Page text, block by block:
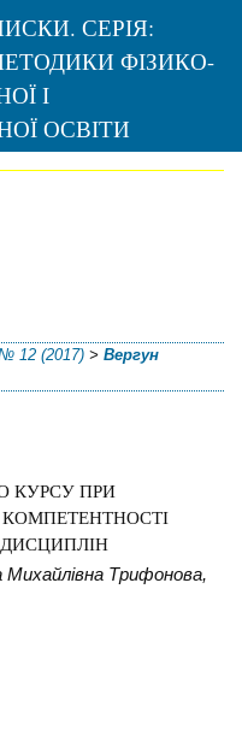
СЕРІЯ:
ФІЗИКО-
І
ОСВІТИ
12 (2017)> Вергун
КУРСУ ПРИ
Михайлівна Трифонова,